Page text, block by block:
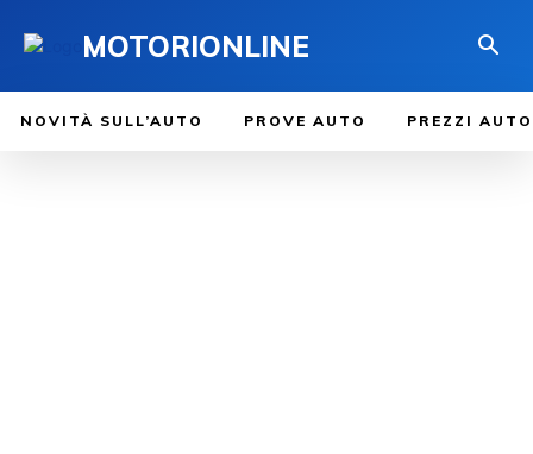
MOTORIONLINE
NOVITÀ SULL’AUTO PROVE AUTO PREZZI AUTO